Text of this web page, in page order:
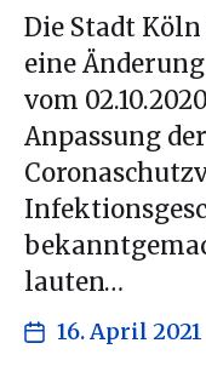
Die Stadt
eine
vom
Anpassung der
lauten…
16. April 2021